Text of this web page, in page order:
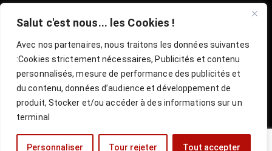
Salut c'est nous... les Cookies !
Avec nos partenaires, nous traitons les données suivantes
:Cookies strictement nécessaires, Publicités et contenu
personnalisés, mesure de performance des publicités et
du contenu, données d’audience et développement de
produit, Stocker et/ou accéder à des informations sur un
terminal
Personnaliser Tour rejeter Tout accepter
Billetterie Officielle ESBVA-LM
mentions légaleslCGU